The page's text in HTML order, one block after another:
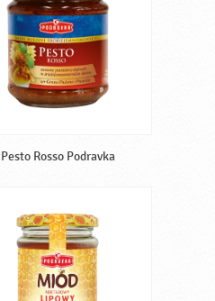
Pesto Rosso Podravka